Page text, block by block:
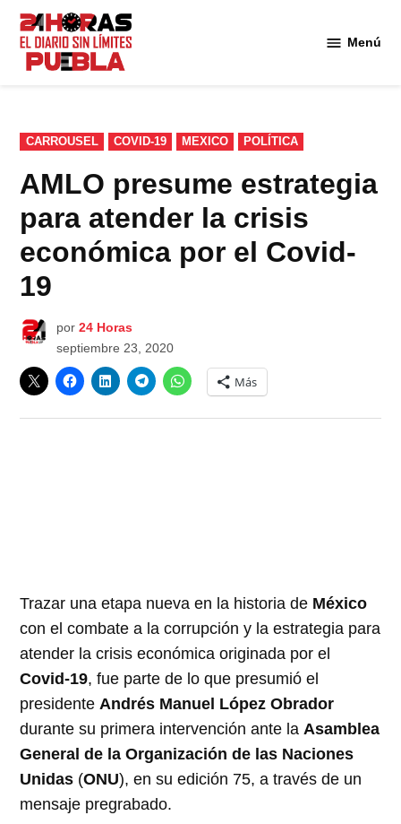
Saltar
contenido
Menú
PUBLICADO
EN
CARROUSEL COVID-19 MEXICO POLÍTICA
AMLO presume estrategia
para atender la crisis
económica por el Covid-
19
por 24 Horas
septiembre 23, 2020
Más
Trazar una etapa nueva en la historia de México
con el combate a la corrupción y la estrategia para
atender la crisis económica originada por el
Covid-19, fue parte de lo que presumió el
presidenteAndrés Manuel López Obrador
durante su primera intervención ante laAsamblea
General de la Organización de las Naciones
Unidas (ONU), en su edición 75, a través de un
mensaje pregrabado.